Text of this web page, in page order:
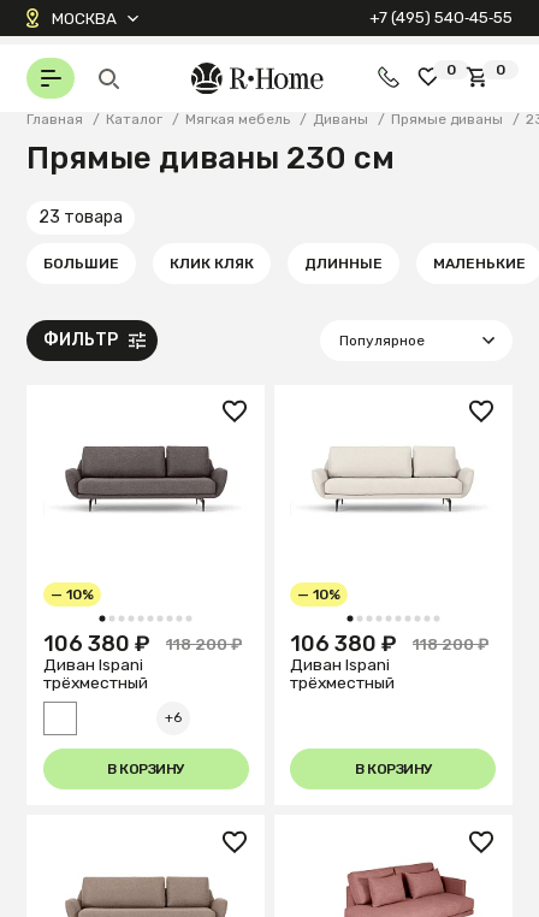
МОСКВА +7 (495) 540‑45‑55
0 0
Главная / Каталог / Мягкая мебель / Диваны / Прямые диваны /
Прямые диваны 230 см
23 товара
БОЛЬШИЕ КЛИК КЛЯК ДЛИННЫЕ МАЛЕНЬКИЕ
ФИЛЬТР
1 2 3 4 5 6 7 8 9 10
— 10%
106 380 ₽
118 200 ₽
Диван Ispani
трёхместный
+6
В КОРЗИНУ
1 2 3 4 5 6 7 8 9 10
— 10%
106 380 ₽
118 200 ₽
Диван Ispani
трёхместный
В КОРЗИНУ